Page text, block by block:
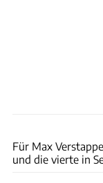
Für Max
und die vierte in